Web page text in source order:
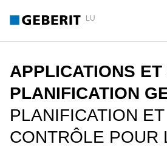
LU
APPLICATIONS
PLANIFICATION
PLANIFICATION ET
CONTRÔLE POUR